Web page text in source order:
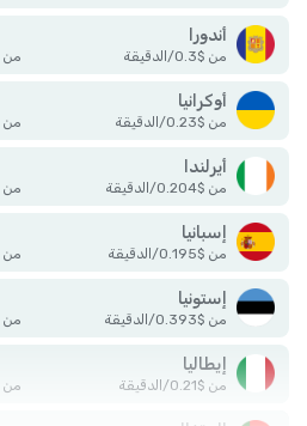
أندورا
من $
0.3
/الدقيقة من
أوكرانيا
من $
0.23
/الدقيقة من
أيرلندا
من $
0.204
/الدقيقة من
إسبانيا
من $
0.195
/الدقيقة من
إستونيا
من $
0.393
/الدقيقة من
إيطاليا
من $
0.21
/الدقيقة من